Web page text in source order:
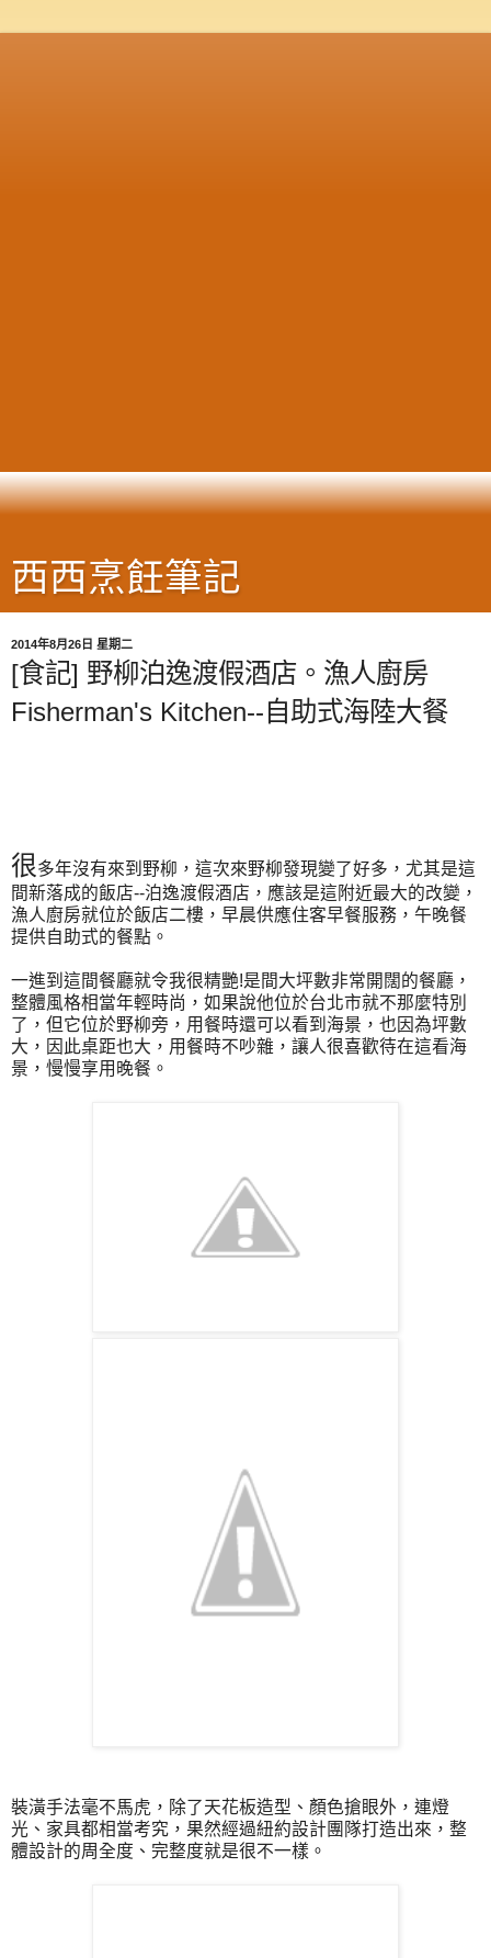
西西烹飪筆記
2014年8月26日 星期二
[食記] 野柳泊逸渡假酒店。漁人廚房
Fisherman's Kitchen--自助式海陸大餐
很多年沒有來到野柳，這次來野柳發現變了好多，尤其是這
間新落成的飯店--泊逸渡假酒店，應該是這附近最大的改變，
漁人廚房就位於飯店二樓，早晨供應住客早餐服務，午晚餐
提供自助式的餐點。
一進到這間餐廳就令我很精艷!是間大坪數非常開闊的餐廳，
整體風格相當年輕時尚，如果說他位於台北市就不那麼特別
了，但它位於野柳旁，用餐時還可以看到海景，也因為坪數
大，因此桌距也大，用餐時不吵雜，讓人很喜歡待在這看海
景，慢慢享用晚餐。
裝潢手法毫不馬虎，除了天花板造型、顏色搶眼外，連燈
光、家具都相當考究，果然經過紐約設計團隊打造出來，整
體設計的周全度、完整度就是很不一樣。